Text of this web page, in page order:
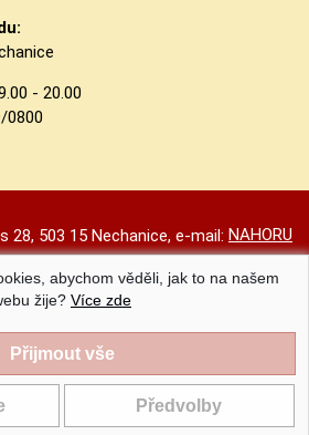
- 20.00
0800
NAHORU
28, 503 15 Nechanice, e-mail:
|Původní web|Nastavení cookies
na systému CMS-OBCE | Vyrobil
2026
abychom věděli, jak to na našem
žije? Více zde